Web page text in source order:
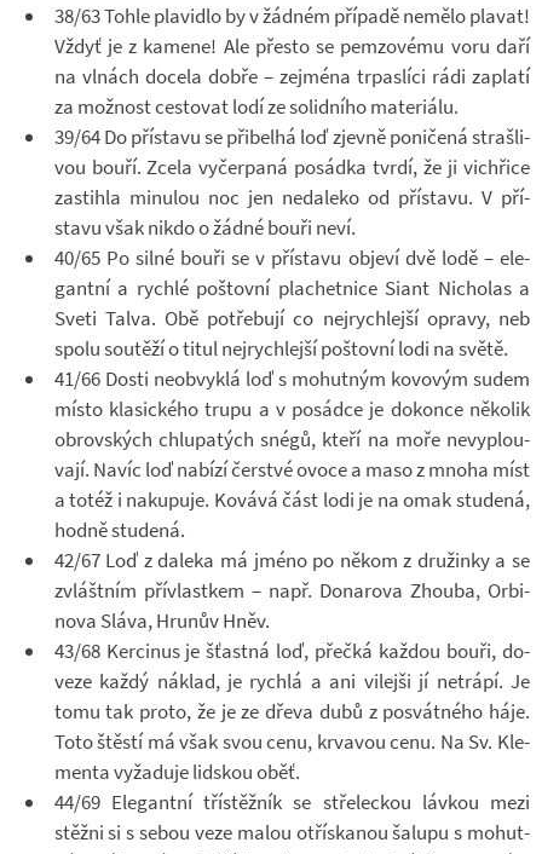
38/63 Tohle pla­vi­dlo by v žád­ném pří­padě ne­mělo pla­vat!
Vždyť je z ka­mene! Ale přesto se pem­zo­vému voru daří
na vl­nách do­cela dobře – zejména tr­pas­líci rádi za­platí
za mož­nost ces­to­vat lodí ze so­lid­ního ma­te­ri­álu.
39/64 Do pří­stavu se při­belhá loď zjevně po­ni­čená straš­li­
vou bouří. Zcela vy­čer­paná po­sádka tvrdí, že ji vichřice
za­stihla mi­nu­lou noc jen ne­da­leko od pří­stavu. V pří­
stavu však nikdo o žádné bouři neví.
40/65 Po silné bouři se v pří­stavu ob­jeví dvě lodě – ele­
gantní a rychlé poš­tovní pla­chet­nice Siant Ni­cho­las a
Sveti Talva. Obě po­tře­bují co nej­rych­lejší opravy, neb
spolu sou­těží o titul nej­rych­lejší poš­tovní lodi na světě.
41/66 Dosti ne­ob­vyklá loď s mo­hut­ným ko­vo­vým sudem
místo kla­sic­kého trupu a v po­sádce je do­konce ně­ko­lik
ob­rov­ských chlu­pa­tých snégů, kteří na moře ne­vy­plou­
vají. Navíc loď na­bízí čer­stvé ovoce a maso z mnoha míst
a totéž i na­ku­puje. Ko­vává část lodi je na omak stu­dená,
hodně stu­dená.
42/67 Loď z da­leka má jméno po někom z dru­žinky a se
zvlášt­ním pří­vlast­kem – např. Do­na­rova Zhouba, Or­bi­
nova Sláva, Hru­nův Hněv.
43/68 Ker­ci­nus je šťastná loď, pře­čká kaž­dou bouři, do­
veze každý ná­klad, je rychlá a ani vi­lejši jí ne­trápí. Je
tomu tak proto, že je ze dřeva dubů z po­svát­ného háje.
Toto štěstí má však svou cenu, kr­va­vou cenu. Na Sv. Kle­
menta vy­ža­duje lid­skou oběť.
44/69 Ele­gantní třístěž­ník se stře­lec­kou láv­kou mezi
stěžni si s sebou veze malou otřís­ka­nou ša­lupu s mo­hut­